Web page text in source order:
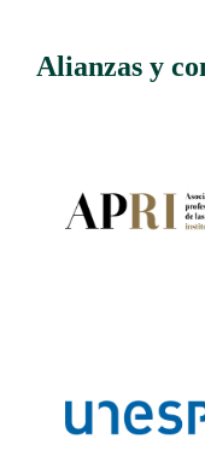
Alianzas y